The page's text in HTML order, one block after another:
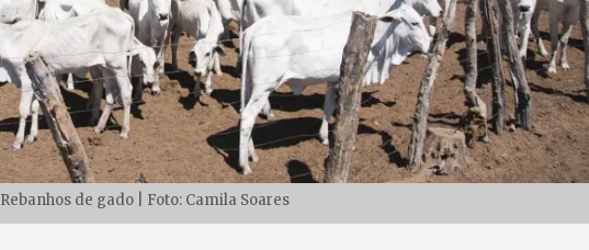
Rebanhos de gado | Foto: Camila Soares